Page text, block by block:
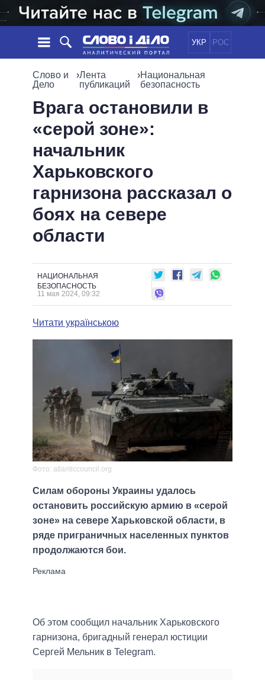
УКР РОС
НОВОСТИ
СОБЫТИЯ
СТАТЬИ
МНЕНИЯ
ОБЗОРЫ
ДАЙДЖЕСТЫ
ОБЩЕСТВО
ПОЛИТИКИ
ВСЕ ПОЛИТИКИ
ПРЕЗИДЕНТ И ОФИС
ВЕРХОВНАЯ РАДА
КАБИНЕТ МИНИСТРОВ
ГЛАВЫ ОБЛАДМИНИСТРАЦИЙ
МЭРЫ
ИНФОГРАФИКА
ВИДЕО
ПОДДЕРЖАТЬ
СРАВНЕНИЕ ПОЛИТИКОВ
Слово и
Дело
›Лента
публикаций
›Национальная
безопасность
Врага остановили в
«серой зоне»:
начальник
Харьковского
гарнизона рассказал о
боях на севере
области
НАЦИОНАЛЬНАЯ
БЕЗОПАСНОСТЬ
11 мая 2024, 09:32
Читати українською
Фото: atlanticcouncil.org
Силам обороны Украины удалось
остановить российскую армию в «серой
зоне» на севере Харьковской области, в
ряде приграничных населенных пунктов
продолжаются бои.
Об этом сообщил начальник Харьковского
гарнизона, бригадный генерал юстиции
Сергей Мельник в Telegram.